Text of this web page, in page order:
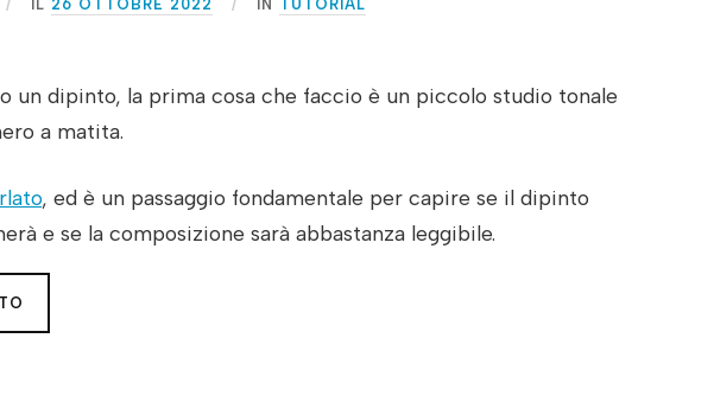
IL 26 OTTOBRE 2022 IN TUTORIAL
un dipinto, la prima cosa che faccio è un piccolo studio tonale
a matita.
, ed è un passaggio fondamentale per capire se il dipinto
e se la composizione sarà abbastanza leggibile.